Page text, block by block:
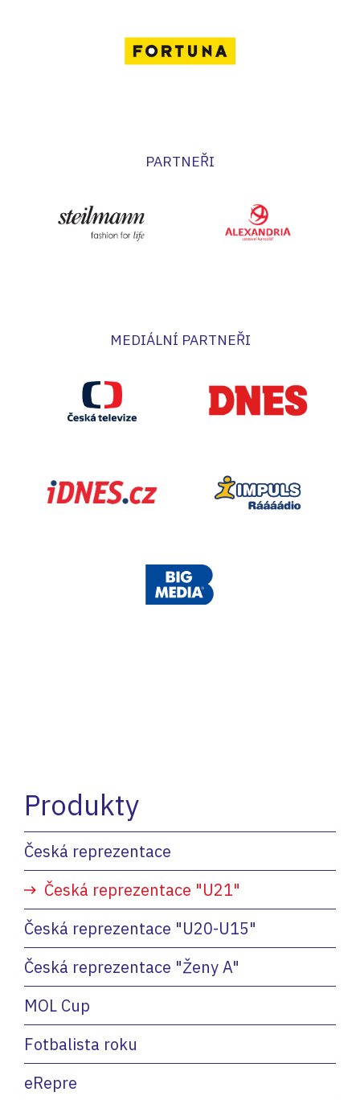
PARTNEŘI
MEDIÁLNÍ PARTNEŘI
Produkty
Česká reprezentace
Česká reprezentace "U21"
Česká reprezentace "U20-U15"
Česká reprezentace "Ženy A"
MOL Cup
Fotbalista roku
eRepre